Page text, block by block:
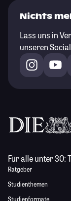
Nichts
Lass uns in
unseren
Für alle unter 30:
Ratgeber
Studienthemen
Studienformate